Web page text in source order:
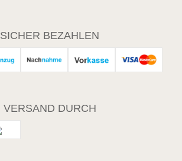
SICHER BEZAHLEN
VERSAND DURCH